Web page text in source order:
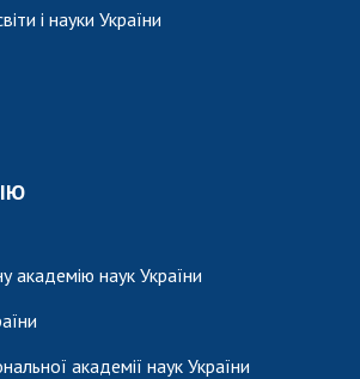
і науки України
академію наук України
академії наук України